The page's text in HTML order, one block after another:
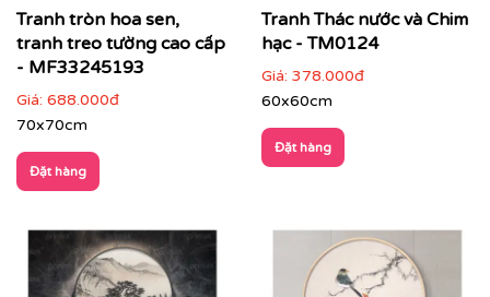
Tranh tròn tràn viền do Printek sản xuất
Tranh tròn hoa sen,
tranh treo tường cao cấp
- MF33245193
Giá: 688.000đ
70x70cm
Đặt hàng
Tranh Thác nước và Chim
hạc - TM0124
Giá: 378.000đ
60x60cm
Đặt hàng